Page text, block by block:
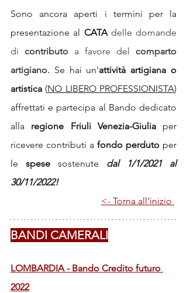
Sono ancora aperti i termini per la
presentazione al CATA delle domande
di contributo a favore del comparto
artigiano. Se hai un'attività artigiana o
artistica (NO LIBERO PROFESSIONISTA)
affrettati e partecipa al Bando dedicato
alla regione Friuli Venezia-Giulia per
ricevere contributi a fondo perduto per
le spese sostenute dal 1/1/2021 al
30/11/2022!
<- Torna all'inizio
BANDI CAMERALI
LOMBARDIA - Bando Credito futuro
2022